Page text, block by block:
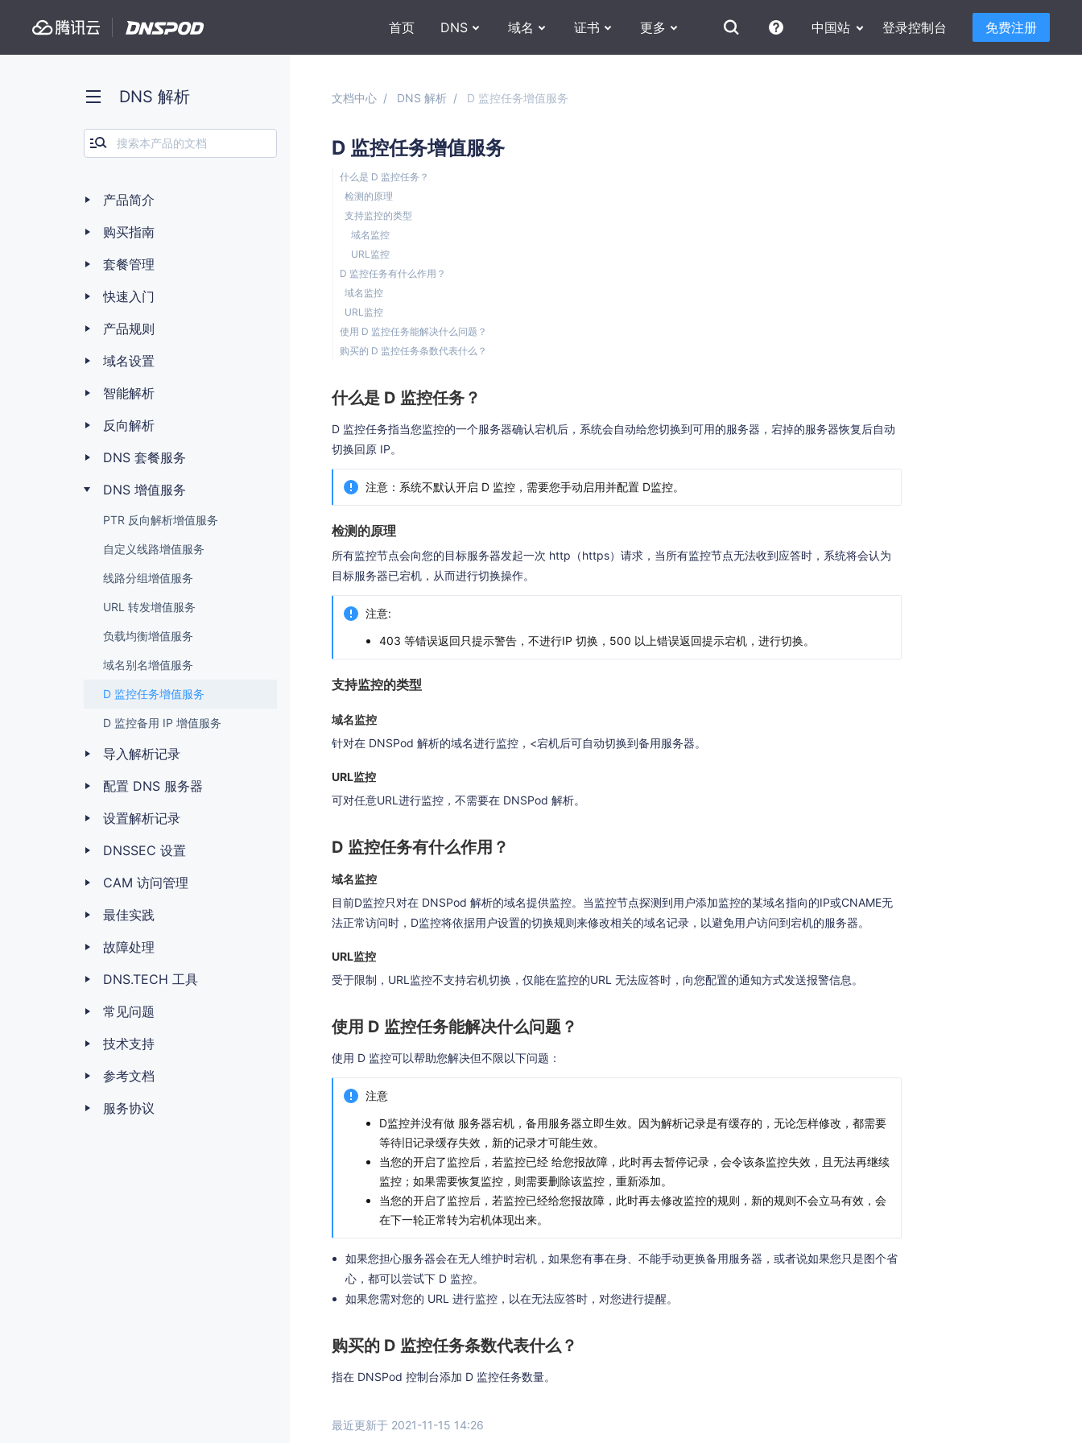
首页 DNS 域名 证书 更多 中国站 登录控制台 免费注册
DNS 解析
产品简介
购买指南
套餐管理
快速入门
产品规则
域名设置
智能解析
反向解析
DNS 套餐服务
DNS 增值服务
PTR 反向解析增值服务
自定义线路增值服务
线路分组增值服务
URL 转发增值服务
负载均衡增值服务
域名别名增值服务
D 监控任务增值服务
D 监控备用 IP 增值服务
导入解析记录
配置 DNS 服务器
设置解析记录
DNSSEC 设置
CAM 访问管理
最佳实践
故障处理
DNS.TECH 工具
常见问题
技术支持
参考文档
服务协议
文档中心 DNS 解析 D 监控任务增值服务
D 监控任务增值服务
什么是 D 监控任务？
检测的原理
支持监控的类型
域名监控
URL监控
D 监控任务有什么作用？
域名监控
URL监控
使用 D 监控任务能解决什么问题？
购买的 D 监控任务条数代表什么？
什么是 D 监控任务？
D 监控任务指当您监控的一个服务器确认宕机后，系统会自动给您切换到可用的服务器，宕掉的服务器恢复后自动
切换回原 IP。
注意：系统不默认开启 D 监控，需要您手动启用并配置 D监控。
检测的原理
所有监控节点会向您的目标服务器发起一次 http（https）请求，当所有监控节点无法收到应答时，系统将会认为
目标服务器已宕机，从而进行切换操作。
注意:
403 等错误返回只提示警告，不进行IP 切换，500 以上错误返回提示宕机，进行切换。
支持监控的类型
域名监控
针对在 DNSPod 解析的域名进行监控，<宕机后可自动切换到备用服务器。
URL监控
可对任意URL进行监控，不需要在 DNSPod 解析。
D 监控任务有什么作用？
域名监控
目前D监控只对在 DNSPod 解析的域名提供监控。当监控节点探测到用户添加监控的某域名指向的IP或CNAME无
法正常访问时，D监控将依据用户设置的切换规则来修改相关的域名记录，以避免用户访问到宕机的服务器。
URL监控
受于限制，URL监控不支持宕机切换，仅能在监控的URL 无法应答时，向您配置的通知方式发送报警信息。
使用 D 监控任务能解决什么问题？
使用 D 监控可以帮助您解决但不限以下问题：
注意
D监控并没有做 服务器宕机，备用服务器立即生效。因为解析记录是有缓存的，无论怎样修改，都需要
等待旧记录缓存失效，新的记录才可能生效。
当您的开启了监控后，若监控已经 给您报故障，此时再去暂停记录，会令该条监控失效，且无法再继续
监控；如果需要恢复监控，则需要删除该监控，重新添加。
当您的开启了监控后，若监控已经给您报故障，此时再去修改监控的规则，新的规则不会立马有效，会
在下一轮正常转为宕机体现出来。
如果您担心服务器会在无人维护时宕机，如果您有事在身、不能手动更换备用服务器，或者说如果您只是图个省
心，都可以尝试下 D 监控。
如果您需对您的 URL 进行监控，以在无法应答时，对您进行提醒。
购买的 D 监控任务条数代表什么？
指在 DNSPod 控制台添加 D 监控任务数量。
最近更新于 2021-11-15 14:26